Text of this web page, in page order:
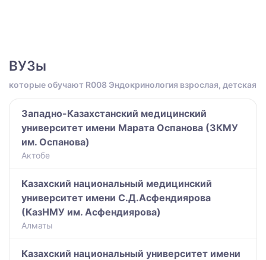
ВУЗы
которые обучают R008 Эндокринология взрослая, детская
Западно-Казахстанский медицинский
университет имени Марата Оспанова (ЗКМУ
им. Оспанова)
Актобе
Казахский национальный медицинский
университет имени С.Д.Асфендиярова
(КазНМУ им. Асфендиярова)
Алматы
Казахский национальный университет имени